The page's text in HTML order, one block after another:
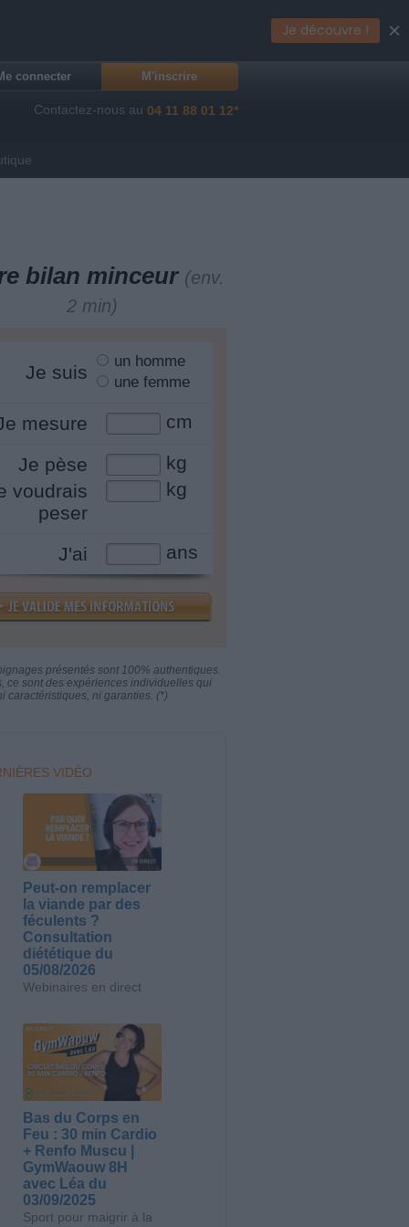
connecter M'inscrire
Contactez-nous au 04 11 88 01 12*
bilan minceur (env.
2 min)
Je suis
un homme
une femme
mesure cm
Je pèse
kg
voudrais
peser
kg
J'ai ans
présentés sont 100% authentiques.
ce sont des expériences individuelles qui
caractéristiques, ni garanties. (*)
VIDÉO
Peut-on remplacer
la viande par des
féculents ?
Consultation
diététique du
05/08/2026
Webinaires en direct
Bas du Corps en
Feu : 30 min Cardio
+ Renfo Muscu |
GymWaouw 8H
avec Léa du
03/09/2025
Sport pour maigrir à la
Je découvre ! ×